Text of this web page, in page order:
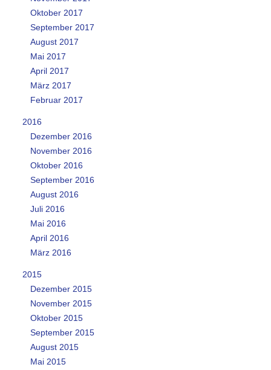
Oktober 2017
September 2017
August 2017
Mai 2017
April 2017
März 2017
Februar 2017
2016
Dezember 2016
November 2016
Oktober 2016
September 2016
August 2016
Juli 2016
Mai 2016
April 2016
März 2016
2015
Dezember 2015
November 2015
Oktober 2015
September 2015
August 2015
Mai 2015